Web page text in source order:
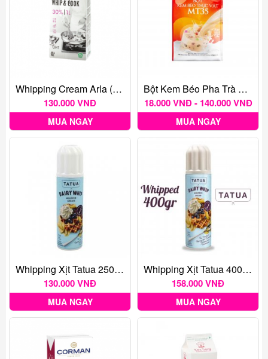
Whipping Cream Arla (Tím) 30% 1L
130.000 VNĐ
MUA NGAY
Bột Kem Béo Pha Trà Sữa Indo Luave MT35
18.000 VNĐ - 140.000 VNĐ
MUA NGAY
Whipping Xịt Tatua 250g (ít Béo)
130.000 VNĐ
MUA NGAY
Whipping Xịt Tatua 400g (ít Béo)
158.000 VNĐ
MUA NGAY